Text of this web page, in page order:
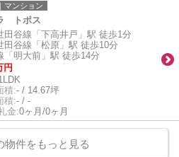
マンション
トポス
田谷線「下高井戸」駅 徒歩1分
田谷線「松原」駅 徒歩10分
「明大前」駅 徒歩14分
円
積:- / 14.67坪
積:- / -
金:0ヶ月/0ヶ月
物件をもっと見る